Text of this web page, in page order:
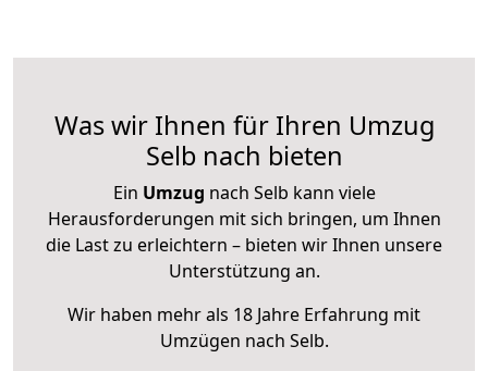
Was wir Ihnen für Ihren Umzug
Selb nach bieten
Ein Umzug nach Selb kann viele
Herausforderungen mit sich bringen, um Ihnen
die Last zu erleichtern – bieten wir Ihnen unsere
Unterstützung an.
Wir haben mehr als 18 Jahre Erfahrung mit
Umzügen nach Selb.